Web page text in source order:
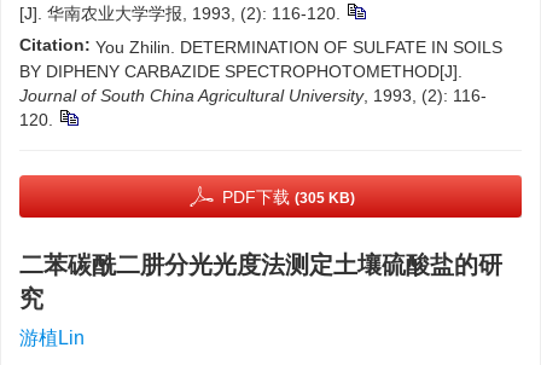
[J]. 华南农业大学学报, 1993, (2): 116-120.
Citation: You Zhilin. DETERMINATION OF SULFATE IN SOILS
BY DIPHENY CARBAZIDE SPECTROPHOTOMETHOD[J].
Journal of South China Agricultural University, 1993, (2): 116-
120.
PDF下载 (305 KB)
二苯碳酰二肼分光光度法测定土壤硫酸盐的研
究
游植Lin